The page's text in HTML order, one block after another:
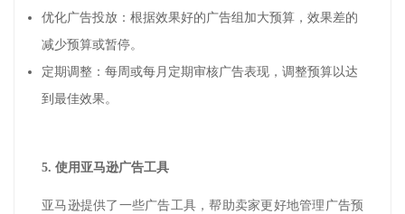
优化广告投放：根据效果好的广告组加大预算，效果差的
减少预算或暂停。
定期调整：每周或每月定期审核广告表现，调整预算以达
到最佳效果。
5. 使用亚马逊广告工具
亚马逊提供了一些广告工具，帮助卖家更好地管理广告预